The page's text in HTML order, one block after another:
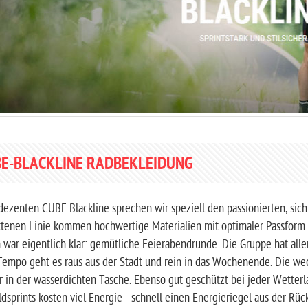
BLACKLINE RADBEKLEIDUNG
CUBE Blackline sprechen wir speziell den passionierten,
Linie kommen hochwertige Materialien mit optimaler Passform
war eigentlich klar: gemütliche Feierabendrunde. Die Gruppe hat
geht es raus aus der Stadt und rein in das Wochenende. Die
in der wasserdichten Tasche. Ebenso gut geschützt bei jeder
kosten viel Energie - schnell einen Energieriegel aus der